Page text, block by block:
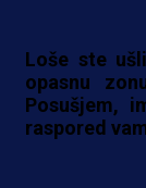
Loše ste
opasnu
Posušjem,
raspored